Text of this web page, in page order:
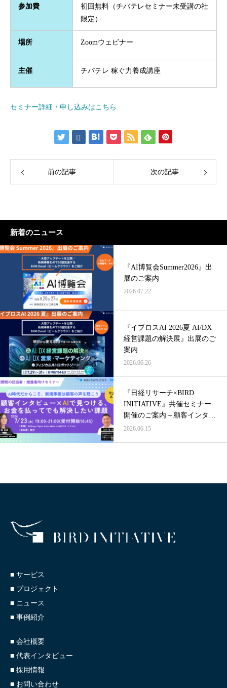
参加費
初回無料（チバテレセミナー未受講の社
限定）
場所 Zoomウェビナー
主催 チバテレ 稼ぐ力養成講座
セミナー詳細・申し込みはこちら
前の記事 次の記事
新着のニュース
『AI博覧会Summer2026』出
展のご案内
2026.07.22
『イプロスAI 2026夏 AI/DX
経営課題の解決展』出展のご
案内
2026.06.26
『日経リサーチ×BIRD
INITIATIVE』共催セミナー
開催のご案内～顧客インタビ
ュー×AIで見つける、お金を
2026.06.15
■ サービス
■ プロジェクト
■ ニュース
■ 事例紹介
■ 会社概要
■ 代表インタビュー
■ 採用情報
■ お問い合わせ